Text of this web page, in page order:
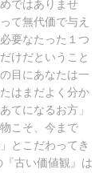
ではありませ
て無代価で与え
要なたった１つ
けだということ
目にあなたは一
はまだよく分か
てになるお方」
こそ、今まで
とこだわってき
古い価値観』は